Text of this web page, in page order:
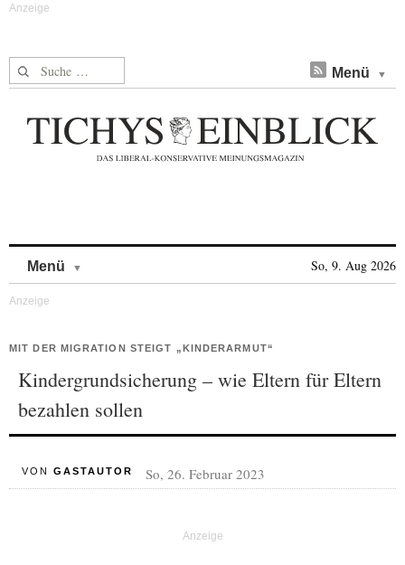
Suche nach: Menü
Menü So, 9. Aug 2026
MIT DER MIGRATION STEIGT „KINDERARMUT“
Kindergrundsicherung – wie Eltern für Eltern
bezahlen sollen
VON GASTAUTOR So, 26. Februar 2023